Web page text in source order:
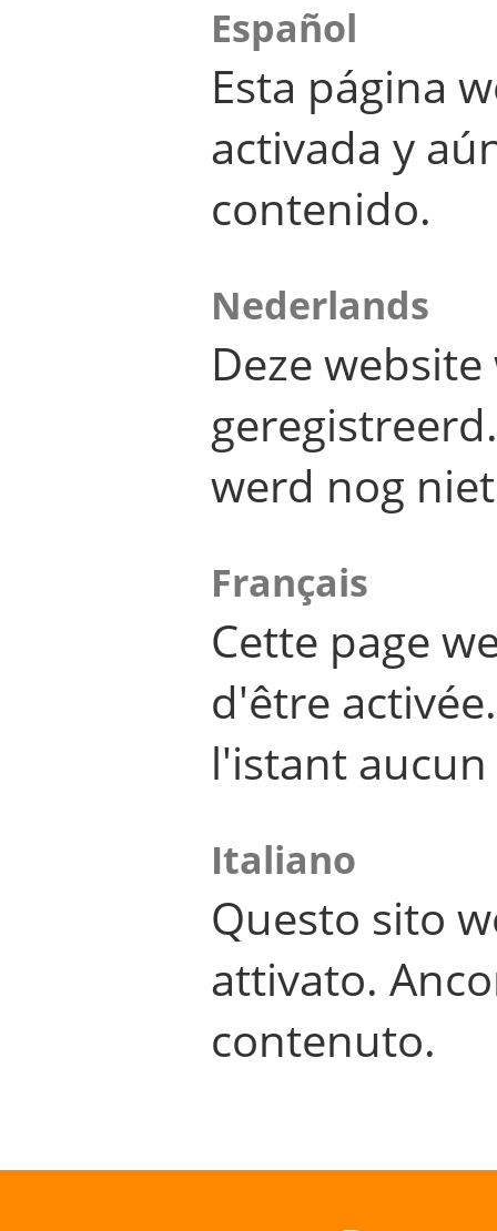
Español
Esta página
activada y
contenido.
Nederlands
Deze
werd nog
Français
Cette page
d'être
l'istant
Italiano
Questo sito
attivato.
contenuto.